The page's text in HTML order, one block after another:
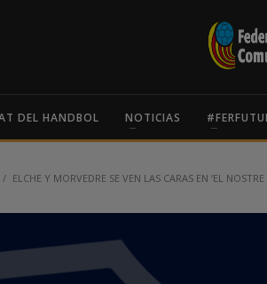
DEL HANDBOL NOTICIAS
ELCHE Y MORVEDRE SE VEN LAS CARAS EN ‘EL NOSTRE